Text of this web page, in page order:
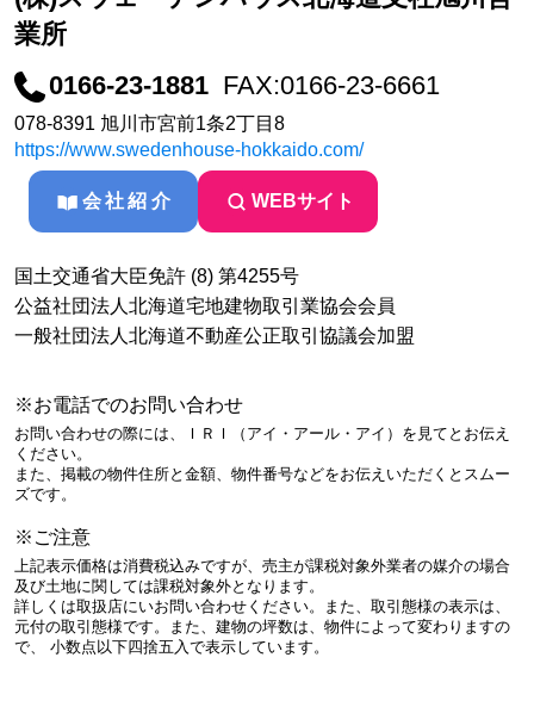
業所
0166-23-1881 FAX:0166-23-6661
078-8391 旭川市宮前1条2丁目8
https://www.swedenhouse-hokkaido.com/
会社紹介 WEBサイト
国土交通省大臣免許 (8) 第4255号
公益社団法人北海道宅地建物取引業協会会員
一般社団法人北海道不動産公正取引協議会加盟
※お電話でのお問い合わせ
お問い合わせの際には、ＩＲＩ（アイ・アール・アイ）を見てとお伝え
ください。
また、掲載の物件住所と金額、物件番号などをお伝えいただくとスムー
ズです。
※ご注意
上記表示価格は消費税込みですが、売主が課税対象外業者の媒介の場合
及び土地に関しては課税対象外となります。
詳しくは取扱店にいお問い合わせください。また、取引態様の表示は、
元付の取引態様です。また、建物の坪数は、物件によって変わりますの
で、 小数点以下四捨五入で表示しています。